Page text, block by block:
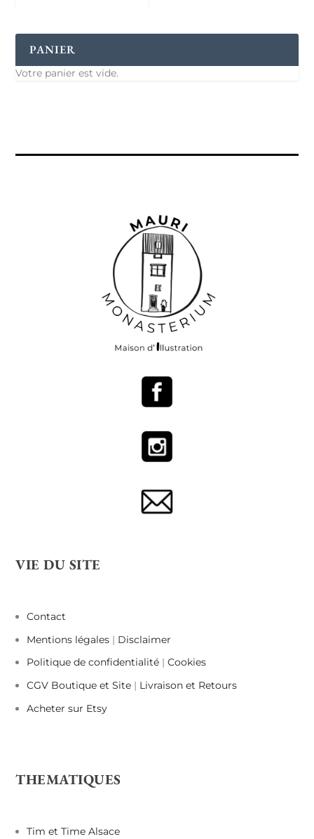
PANIER
Votre panier est vide.
VIE DU SITE
Contact
Mentions légales | Disclaimer
Politique de confidentialité |Cookies
CGV Boutique et Site | Livraison et Retours
Acheter sur Etsy
THEMATIQUES
Tim et Time Alsace